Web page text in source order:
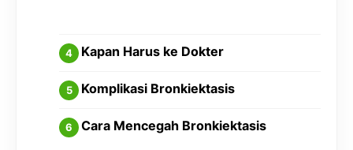
Kapan Harus ke Dokter
Komplikasi Bronkiektasis
Cara Mencegah Bronkiektasis